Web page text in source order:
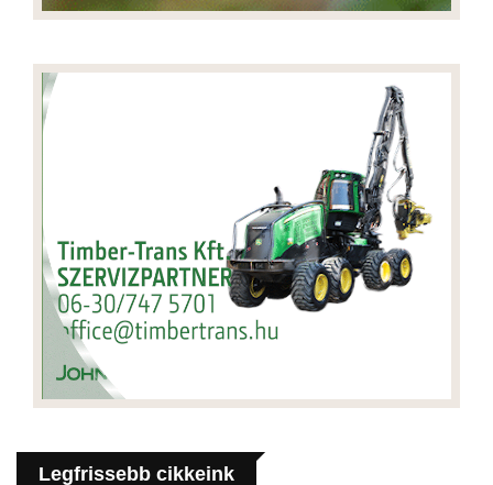
Legfrissebb cikkeink